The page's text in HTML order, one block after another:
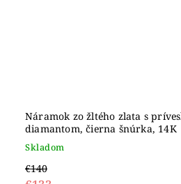
Náramok zo žltého zlata s
diamantom, čierna šnúrka, 14K
Skladom
€140